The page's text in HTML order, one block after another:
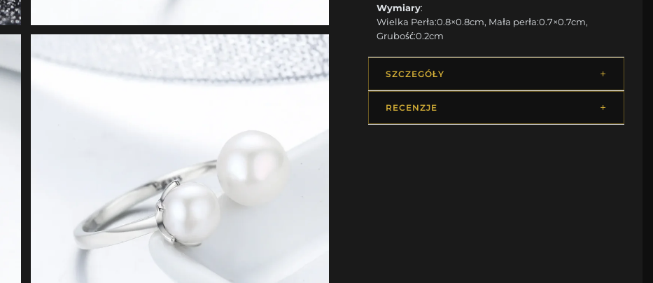
Wymiary:
Wielka Perła:0.8×0.8cm, Mała perła:0.7×0.7cm,
Grubość:0.2cm
SZCZEGÓŁY
RECENZJE